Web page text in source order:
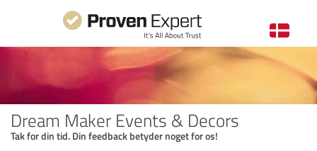
Dream Maker Events & Decors
Tak for din tid. Din feedback betyder noget for os!